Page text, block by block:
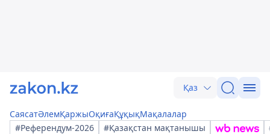
Қаз
СаясатӘлемҚаржыОқиғаҚұқықМақалалар
#Референдум-2026
#Қазақстан мақтанышы